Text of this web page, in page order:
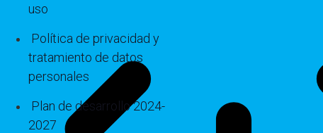
uso
Política de privacidad y
tratamiento de datos
personales
Plan de desarrollo 2024-
2027